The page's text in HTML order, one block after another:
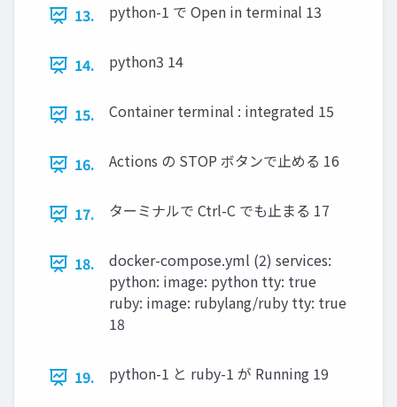
13. python-1 で Open in terminal 13
14. python3 14
15. Container terminal : integrated 15
16. Actions の STOP ボタンで止める 16
17. ターミナルで Ctrl-C でも止まる 17
18.
docker-compose.yml (2) services:
python: image: python tty: true
ruby: image: rubylang/ruby tty: true
18
19. python-1 と ruby-1 が Running 19